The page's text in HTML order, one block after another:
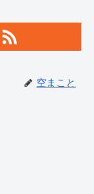
空まこと